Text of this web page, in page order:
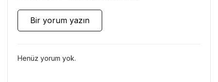
Bir yorum yazın
Henüz yorum yok.